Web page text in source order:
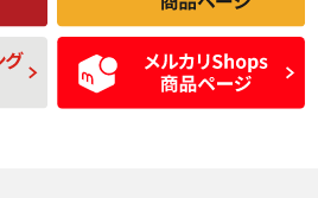
が
古
D
残り溝も少なく、偏
磨耗がみられ、短期
間使用できるくらい
の中古品